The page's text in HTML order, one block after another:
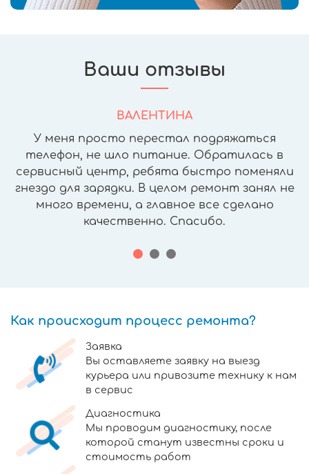
Ваши отзывы
ВАЛЕНТИНА
У меня просто перестал подряжаться
телефон, не шло питание. Обратилась в
сервисный центр, ребята быстро поменяли
гнездо для зарядки. В целом ремонт занял не
много времени, а главное все сделано
качественно. Спасибо.
Как происходит процесс ремонта?
Заявка
Вы оставляете заявку на выезд
курьера или привозите технику к нам
в сервис
Диагностика
Мы проводим диагностику, после
которой станут известны сроки и
стоимость работ